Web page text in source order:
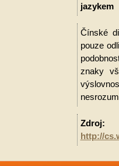
jazykem
Čínské
pouze
znaky
Zdroj:
http://